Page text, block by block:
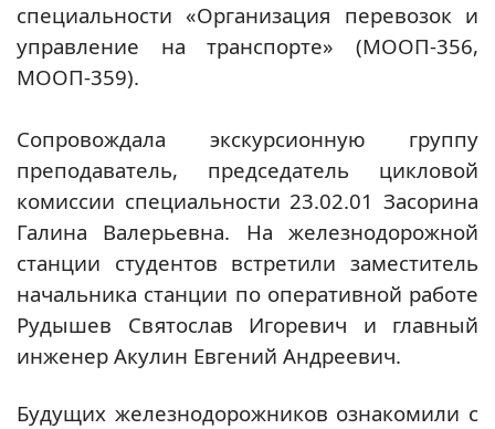
специальности «Организация перевозок и
управление на транспорте» (МООП-356,
МООП-359).
Сопровождала экскурсионную группу
преподаватель, председатель цикловой
комиссии специальности 23.02.01 Засорина
Галина Валерьевна. На железнодорожной
станции студентов встретили заместитель
начальника станции по оперативной работе
Рудышев Святослав Игоревич и главный
инженер Акулин Евгений Андреевич.
Будущих железнодорожников ознакомили с